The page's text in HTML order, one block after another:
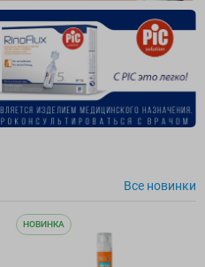
Все новинки
НОВИНКА